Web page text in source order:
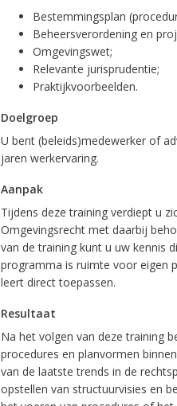
Bestemmingsplan
Beheersverordening en
Omgevingswet;
Relevante jurisprudentie;
Praktijkvoorbeelden.
Doelgroep
U bent (beleids)medewerker of
jaren werkervaring.
Aanpak
Tijdens deze training verdiept u
Omgevingsrecht met daarbij
van de training kunt u uw kennis
programma is ruimte voor eigen
leert direct toepassen.
Resultaat
Na het volgen van deze training
procedures en planvormen
van de laatste trends in de
opstellen van structuurvisies en